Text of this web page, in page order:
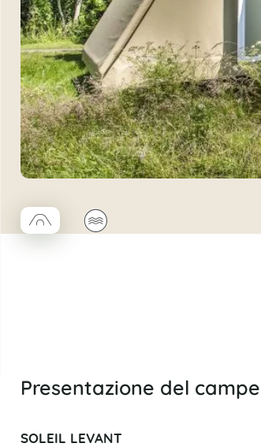
□Coco trapèze
🌊
Presentazione del
SOLEIL LEVANT